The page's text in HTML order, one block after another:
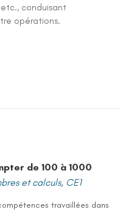
conduisant
opérations.
de 100 à 1000
et calculs, CE1
travaillées dans